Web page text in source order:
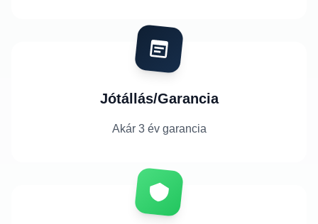
Jótállás/Garancia
Akár 3 év garancia